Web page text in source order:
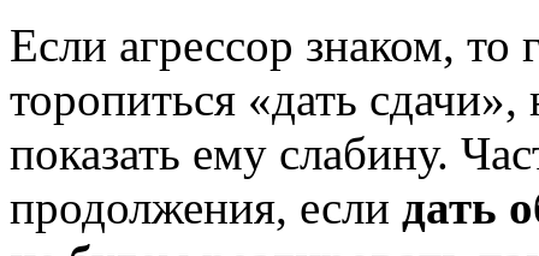
Если агрессор знаком, то
торопиться «дать
показать ему слабину.
продолжения, если дать